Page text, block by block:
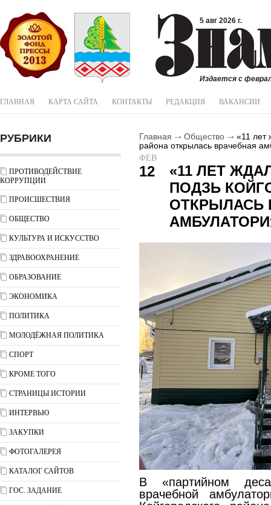
5 авг 2026 г.
Издается с
ГЛАВНАЯ КАРТА САЙТА КОНТАКТЫ РЕДАКЦИЯ ВАКАНСИИ
РУБРИКИ
ПРОТИВОДЕЙСТВИЕ
КОРРУПЦИИ
ПРОИСШЕСТВИЯ
ОБЩЕСТВО
КУЛЬТУРА И ИСКУССТВО
ЗДРАВООХРАНЕНИЕ
ОБРАЗОВАНИЕ
ЭКОНОМИКА
ПОЛИТИКА
МОЛОДЁЖНАЯ ПОЛИТИКА
СПОРТ
КРОМЕ ТОГО
СТРАНИЦЫ ИСТОРИИ
ИНТЕРВЬЮ
ЗАКУПКИ
ФОТОГАЛЕРЕЯ
КАТАЛОГ САЙТОВ
ГОС. ЗАДАНИЕ
Главная Общество
«11 лет
района открылась врачебная
ФЕВ
12
«11 ЛЕТ
ПОДЗЬ
ОТКРЫЛАСЬ
В «партийном
врачебной